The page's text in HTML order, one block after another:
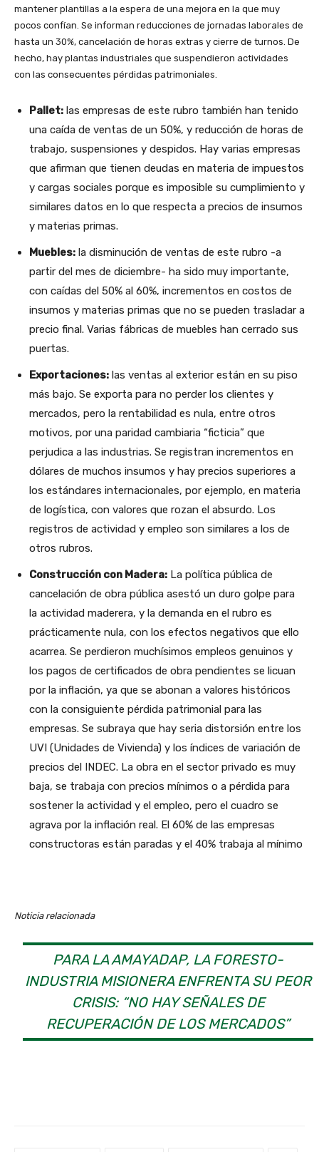
mantener plantillas a la espera de una mejora en la que muy
pocos confían. Se informan reducciones de jornadas laborales de
hasta un 30%, cancelación de horas extras y cierre de turnos. De
hecho, hay plantas industriales que suspendieron actividades
con las consecuentes pérdidas patrimoniales.
Pallet: las empresas de este rubro también han tenido
una caída de ventas de un 50%, y reducción de horas de
trabajo, suspensiones y despidos. Hay varias empresas
que afirman que tienen deudas en materia de impuestos
y cargas sociales porque es imposible su cumplimiento y
similares datos en lo que respecta a precios de insumos
y materias primas.
Muebles: la disminución de ventas de este rubro -a
partir del mes de diciembre- ha sido muy importante,
con caídas del 50% al 60%, incrementos en costos de
insumos y materias primas que no se pueden trasladar a
precio final. Varias fábricas de muebles han cerrado sus
puertas.
Exportaciones: las ventas al exterior están en su piso
más bajo. Se exporta para no perder los clientes y
mercados, pero la rentabilidad es nula, entre otros
motivos, por una paridad cambiaria “ficticia” que
perjudica a las industrias. Se registran incrementos en
dólares de muchos insumos y hay precios superiores a
los estándares internacionales, por ejemplo, en materia
de logística, con valores que rozan el absurdo. Los
registros de actividad y empleo son similares a los de
otros rubros.
Construcción con Madera: La política pública de
cancelación de obra pública asestó un duro golpe para
la actividad maderera, y la demanda en el rubro es
prácticamente nula, con los efectos negativos que ello
acarrea. Se perdieron muchísimos empleos genuinos y
los pagos de certificados de obra pendientes se licuan
por la inflación, ya que se abonan a valores históricos
con la consiguiente pérdida patrimonial para las
empresas. Se subraya que hay seria distorsión entre los
UVI (Unidades de Vivienda) y los índices de variación de
precios del INDEC. La obra en el sector privado es muy
baja, se trabaja con precios mínimos o a pérdida para
sostener la actividad y el empleo, pero el cuadro se
agrava por la inflación real. El 60% de las empresas
constructoras están paradas y el 40% trabaja al mínimo
Noticia relacionada
PARA LA AMAYADAP, LA FORESTO-
INDUSTRIA MISIONERA ENFRENTA SU PEOR
CRISIS: “NO HAY SEÑALES DE
RECUPERACIÓN DE LOS MERCADOS”